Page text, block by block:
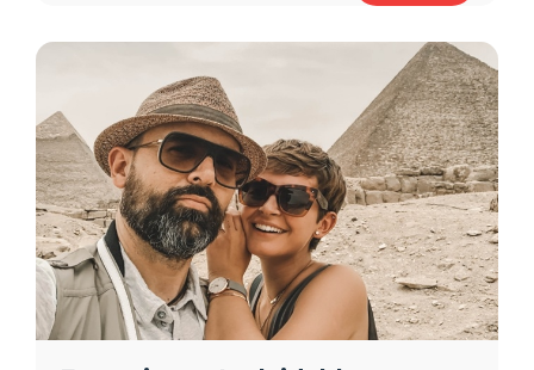
lujo, aventuras en el desierto y estancias en los
resorts del Mar Rojo, tenemos la opción ideal para
ti. Vive la grandeza de las pirámides, navega por
el Nilo y sumérgete en la historia y cultura egipcia
con excursiones guiadas en español.
NuestrosPaquetes Egiptoincluyen desde
opciones económicas hasta viajes de lujo con
alojamientos exclusivos. Celebra momentos
especiales con nuestros viajes de luna de miel,
descubre la magia del país en Navidad y Año
Nuevo, o aprovecha nuestras escapadas de
Semana Santa para conocer los templos y